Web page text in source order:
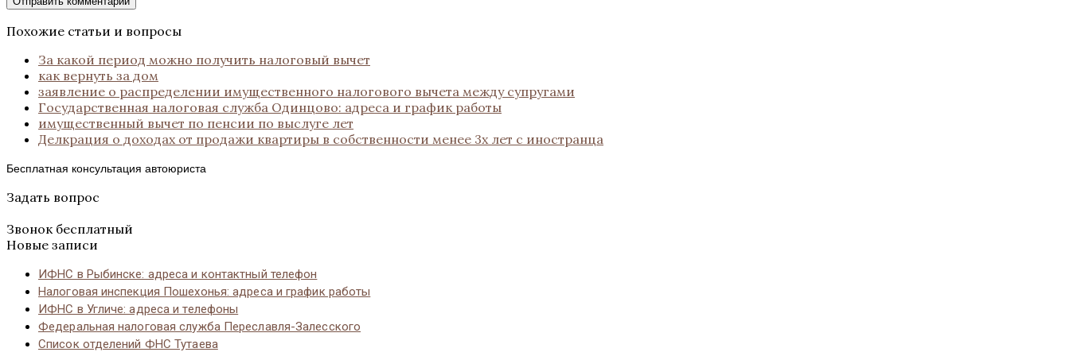
Похожие статьи и вопросы
За какой период можно получить налоговый вычет
как вернуть за дом
заявление о распределении имущественного налогового вычета между супругами
Государственная налоговая служба Одинцово: адреса и график работы
имущественный вычет по пенсии по выслуге лет
Делкрация о доходах от продажи квартиры в собственности менее 3х лет с иностранца
Бесплатная консультация автоюриста
Задать вопрос
Звонок бесплатный
Новые записи
ИФНС в Рыбинске: адреса и контактный телефон
Налоговая инспекция Пошехонья: адреса и график работы
ИФНС в Угличе: адреса и телефоны
Федеральная налоговая служба Переславля-Залесского
Список отделений ФНС Тутаева